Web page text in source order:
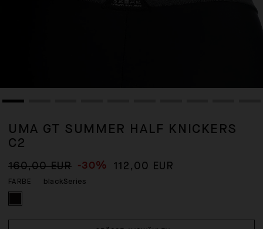
UMA GT SUMMER HALF KNICKERS
C2
160,00 EUR -30% 112,00 EUR
FARBE blackSeries